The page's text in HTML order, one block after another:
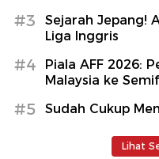
#3
Sejarah Jepang!
Liga Inggris
#4
Piala AFF 2026:
Malaysia ke
#5 Sudah Cukup
Lihat